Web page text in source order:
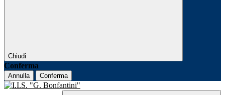
Chiudi
Conferma
Annulla Conferma